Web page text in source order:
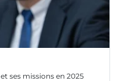
ses missions en 2025